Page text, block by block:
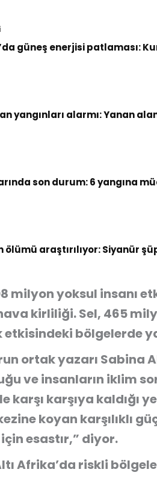
güneş enerjisi patlaması:
yangınları alarmı: Yanan
son durum: 6 yangına
ölümü araştırılıyor: Siyanür
milyon yoksul insanı
kirliliği. Sel, 465
etkisindeki bölgelerde
ortak yazarı Sabina
ve insanların iklim
karşıya kaldığı
koyan karşılıklı
esastır,” diyor.
Afrika’da riskli